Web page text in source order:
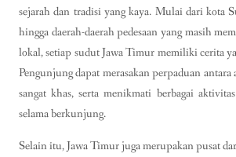
sejarah dan tradisi yang kaya. Mulai dari kota
hingga daerah-daerah pedesaan yang masih
lokal, setiap sudut Jawa Timur memiliki cerita
Pengunjung dapat merasakan perpaduan antara
sangat khas, serta menikmati berbagai
selama berkunjung.
Selain itu, Jawa Timur juga merupakan pusat